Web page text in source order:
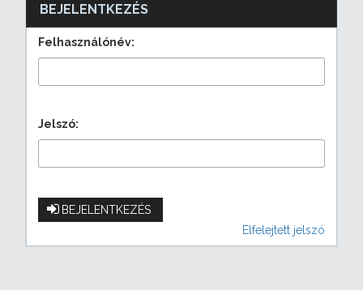
BEJELENTKEZÉS
Felhasználónév:
Jelszó:
BEJELENTKEZÉS
Elfelejtett jelszó